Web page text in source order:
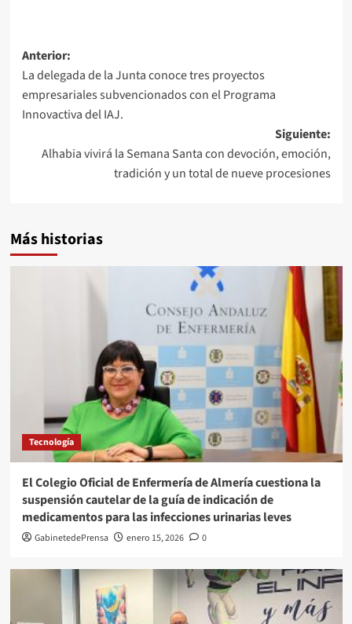
Navegación
de
entradas
Anterior:
La delegada de la Junta conoce tres proyectos
empresariales subvencionados con el Programa
Innovactiva del IAJ.
Siguiente:
Alhabia vivirá la Semana Santa con devoción, emoción,
tradición y un total de nueve procesiones
Más historias
Tecnología
El Colegio Oficial de Enfermería de Almería cuestiona la
suspensión cautelar de la guía de indicación de
medicamentos para las infecciones urinarias leves
GabinetedePrensa enero 15, 2026 0